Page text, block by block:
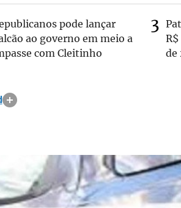
pode lançar
ao governo em meio a
com Cleitinho
de